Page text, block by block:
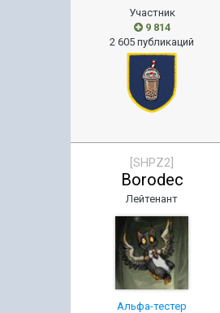
Участник
9 814
2 605 публикаций
[SHPZ2]
Borodec
Лейтенант
Альфа-тестер